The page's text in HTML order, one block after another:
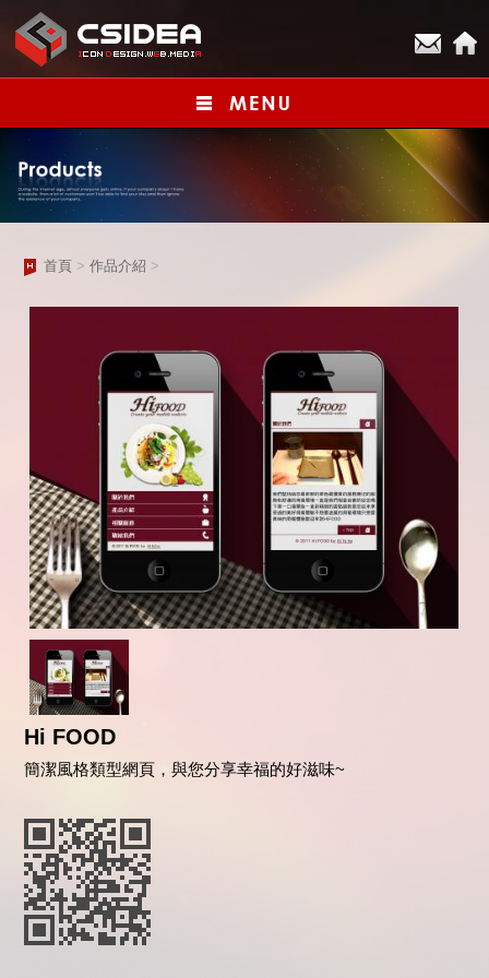
首頁 >作品介紹 >
Hi FOOD
簡潔風格類型網頁，與您分享幸福的好滋味~